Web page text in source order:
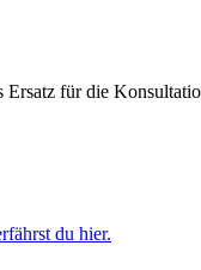
für die
du hier.